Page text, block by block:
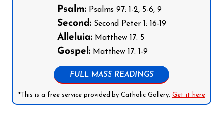
Psalm:Psalms 97: 1-2, 5-6, 9
Second:Second Peter 1: 16-19
Alleluia:Matthew 17: 5
Gospel:Matthew 17: 1-9
FULL MASS READINGS
*This is a free service provided by Catholic Gallery. Get it here